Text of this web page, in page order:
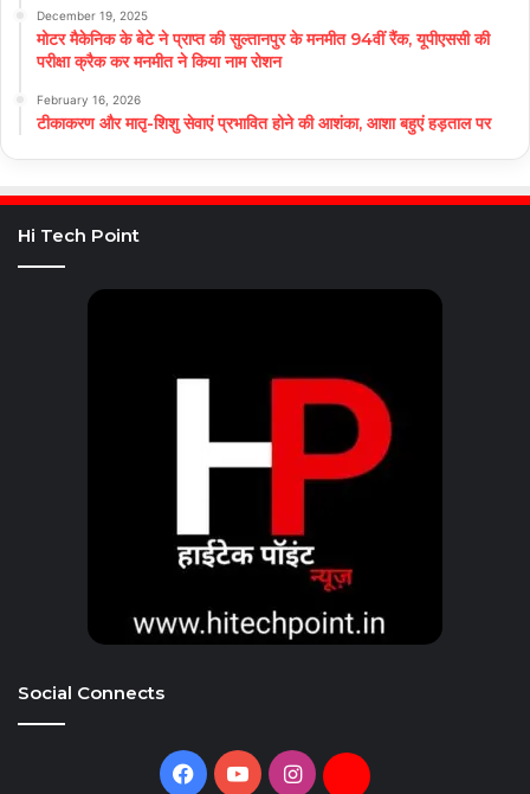
December 19, 2025
मोटर मैकेनिक के बेटे ने प्राप्त की सुल्तानपुर के मनमीत 94वीं रैंक, यूपीएससी की
परीक्षा क्रैक कर मनमीत ने किया नाम रोशन
February 16, 2026
टीकाकरण और मातृ-शिशु सेवाएं प्रभावित होने की आशंका, आशा बहुएं हड़ताल पर
Hi Tech Point
Social Connects
Facebook
YouTubeInstagramDaily